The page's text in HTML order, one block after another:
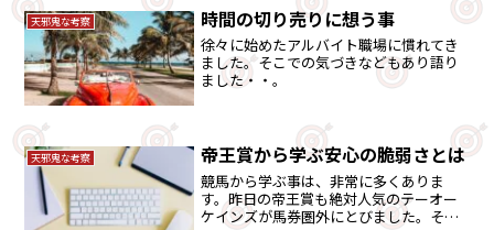
天邪鬼な考察 時間の切り売りに想う事
徐々に始めたアルバイト職場に慣れてき
ました。そこでの気づきなどもあり語り
ました・・。
天邪鬼な考察 帝王賞から学ぶ安心の脆弱さとは
競馬から学ぶ事は、非常に多くありま
す。昨日の帝王賞も絶対人気のテーオー
ケインズが馬券圏外にとびました。そこ